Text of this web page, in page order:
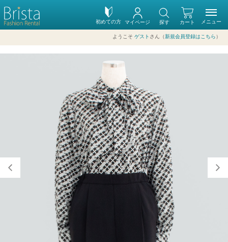
初めての方 カート
マイページ 探す
ようこそ ゲスト さん（新規会員登録はこちら ）
メニュー